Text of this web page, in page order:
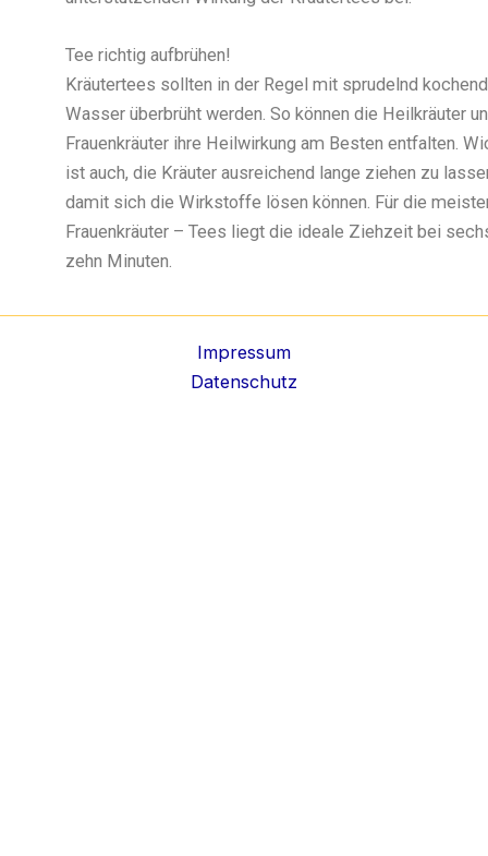
Tee richtig aufbrühen!
Kräutertees sollten in der Regel mit sprudelnd
Wasser überbrüht werden. So können die Heilkräuter
Frauenkräuter ihre Heilwirkung am Besten entfalten.
ist auch, die Kräuter ausreichend lange ziehen zu
damit sich die Wirkstoffe lösen können. Für die
Frauenkräuter – Tees liegt die ideale Ziehzeit bei
zehn Minuten.
Impressum
Datenschutz